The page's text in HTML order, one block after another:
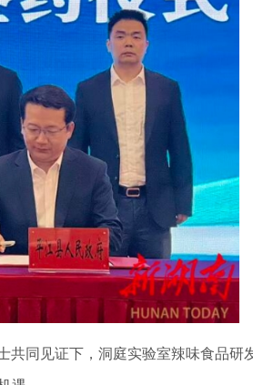
同见证下，洞庭实验室辣味食品研